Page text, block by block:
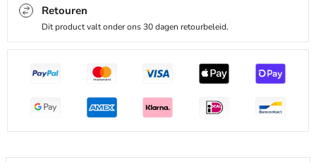
Retouren
Dit product valt onder ons 30 dagen retourbeleid.